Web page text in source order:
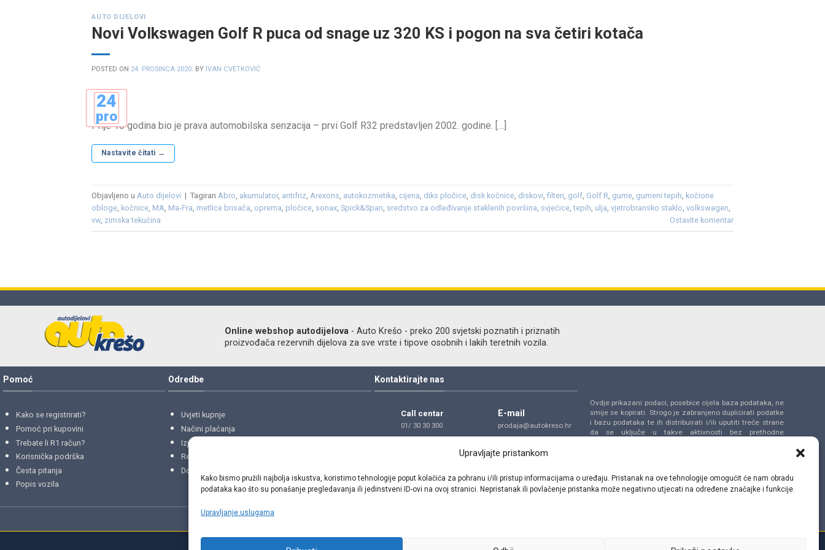
Upravljajte pristankom
Kako bismo pružili najbolja iskustva, koristimo tehnologije poput kolačića za pohranu i/ili pristup informacijama o uređaju. Pristanak na ove tehnologije omogućit će nam obradu
podataka kao što su ponašanje pregledavanja ili jedinstveni ID-ovi na ovoj stranici. Nepristanak ili povlačenje pristanka može negativno utjecati na određene značajke i funkcije.
Upravljanje uslugama
AUTO DIJELOVI
Novi Volkswagen Golf R puca od snage uz 320 KS i pogon na sva četiri kotača
POSTED ON 24. PROSINCA 2020. BY IVAN CVETKOVIĆ
24
pro
Prije 18 godina bio je prava automobilska senzacija – prvi Golf R32 predstavljen 2002. godine. […]
Nastavite čitati →
Objavljeno u Auto dijelovi | Tagiran Abro akumulator, antifriz Arexons autokozmetika cijena diks pločice disk kočnice diskovi ,filteri golf Golf R gume gumeni tepih kočione
obloge kočnice MA Ma-Fra metlice brisača oprema pločice sonax ,Spick&Span sredstvo za odleđivanje staklenih površina svjećice ,tepih ulja ,vjetrobransko staklo ,volkswagen
vw zimska tekućina Ostavite komentar
Online webshop autodijelova - Auto Krešo - preko 200 svjetski poznatih i priznatih
proizvođača rezervnih dijelova za sve vrste i tipove osobnih i lakih teretnih vozila.
Pomoć
Kako se registrirati?
Pomoć pri kupovini
Trebate li R1 račun?
Korisnička podrška
Česta pitanja
Popis vozila
Odredbe
Uvjeti kupnje
Načini plaćanja
Izjava o privatnosti
Reklamacije
Dostava i isporuke
Kontaktirajte nas
Call centar
01/ 30 30 300
E-mail
prodaja@autokreso.hr
Dragutina Golika 14,
Ovdje prikazani podaci, posebice cijela baza podataka, ne
smije se kopirati. Strogo je zabranjeno duplicirati podatke
i bazu podataka te ih distribuirati i/ili uputiti treće strane
da se uključe u takve aktivnosti bez prethodne